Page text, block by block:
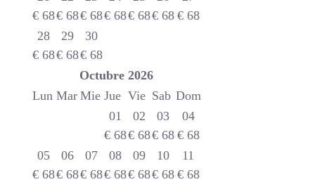
€ 68€ 68€ 68€ 68€ 68€ 68 € 68
28
€ 68
29
€ 68
30
€ 68
Octubre 2026
Lun Mar Mie Jue Vie Sab Dom
01
€ 68
02
€ 68
03
€ 68
04
€ 68
05
€ 68
06
€ 68
07
€ 68
08
€ 68
09
€ 68
10
€ 68
11
€ 68